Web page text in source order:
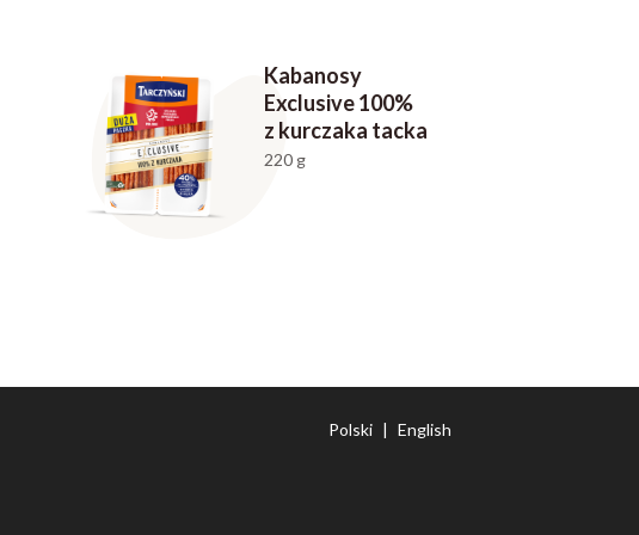
Kabanosy
Exclusive 100%
z kurczaka tacka
220 g
Polski | English